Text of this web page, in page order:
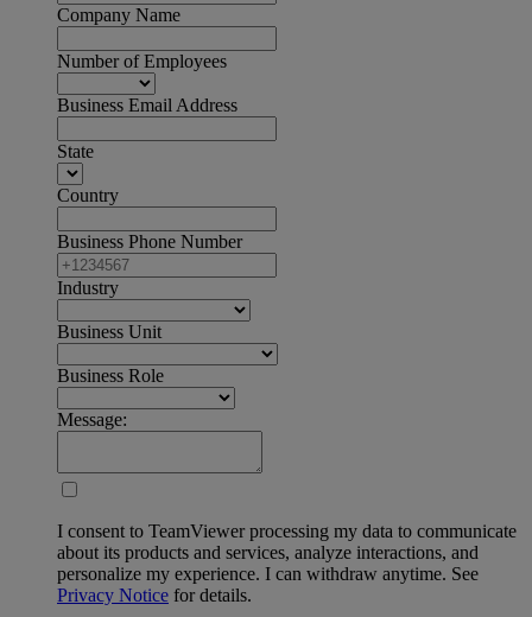
Company Name
Number of Employees
Business Email Address
State
Country
Business Phone Number
Industry
Business Unit
Business Role
Message:
I consent to TeamViewer processing my data to communicate
about its products and services, analyze interactions, and
personalize my experience. I can withdraw anytime. See
Privacy Notice for details.